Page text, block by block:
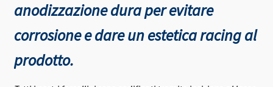
anodizzazione dura per evitare
corrosione e dare un estetica racing al
prodotto.